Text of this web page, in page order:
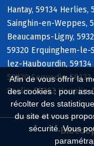
Afin de vous offrir la
des cookies : pour
récolter des
du site et vous
sécurité. Vous
Hantay, 59134
Sainghin-en-Weppes,
Beaucamps-Ligny,
59320 Erquinghem-le-
lez-Haubourdin,
59320 Sequedin,
Seclin, 59263 Houplin-